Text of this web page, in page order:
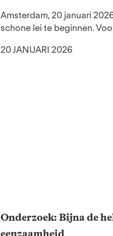
Amsterdam, 20 januari
schone lei te beginnen.
20 JANUARI 2026
Onderzoek: Bijna de
eenzaamheid